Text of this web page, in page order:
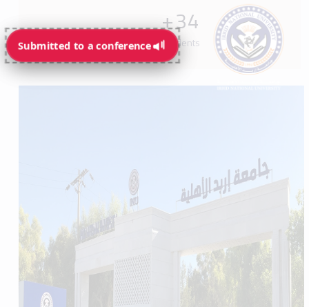
Submitted to a conference
34
+
Programs available for students
Submitted to a conference